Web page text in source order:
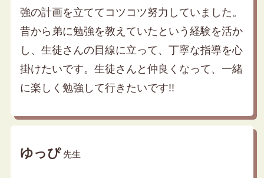
強の計画を立ててコツコツ努力していました。
昔から弟に勉強を教えていたという経験を活か
し、生徒さんの目線に立って、丁寧な指導を心
掛けたいです。生徒さんと仲良くなって、一緒
に楽しく勉強して行きたいです!!
ゆっぴ 先生